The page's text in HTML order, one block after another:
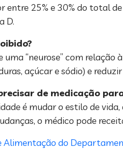
entre 25% e 30% do total
D.
uma “neurose” com
açúcar e sódio) e
de medicação
é mudar o estilo de
o médico pode
Alimentação do